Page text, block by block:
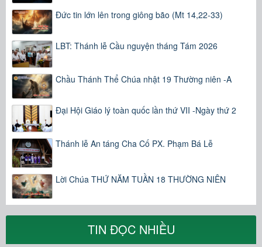
Đức tin lớn lên trong giông bão (Mt 14,22-33)
LBT: Thánh lễ Cầu nguyện tháng Tám 2026
Chầu Thánh Thể Chúa nhật 19 Thường niên -A
Đại Hội Giáo lý toàn quốc lần thứ VII -Ngày thứ 2
Thánh lễ An táng Cha Cố PX. Phạm Bá Lễ
Lời Chúa THỨ NĂM TUẦN 18 THƯỜNG NIÊN
TIN ĐỌC NHIỀU